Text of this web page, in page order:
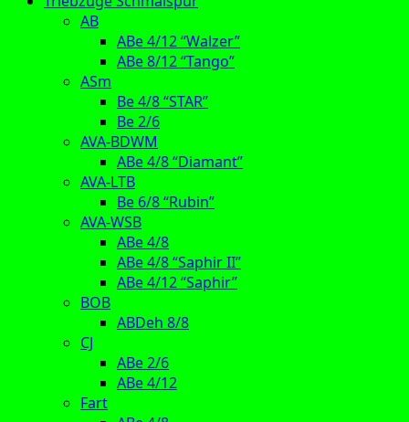
AB
ABe 4/12 “Walzer”
ABe 8/12 “Tango”
ASm
Be 4/8 “STAR”
Be 2/6
AVA-BDWM
ABe 4/8 “Diamant”
AVA-LTB
Be 6/8 “Rubin”
AVA-WSB
ABe 4/8
ABe 4/8 “Saphir II”
ABe 4/12 “Saphir”
BOB
ABDeh 8/8
CJ
ABe 2/6
ABe 4/12
Fart